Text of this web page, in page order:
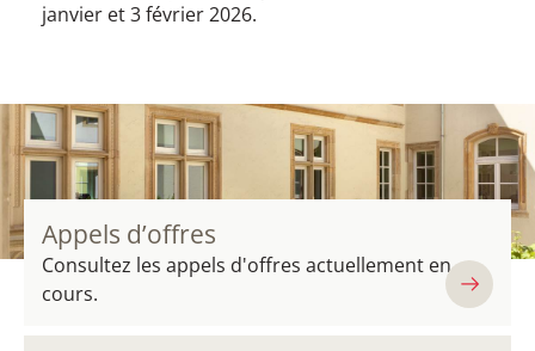
janvier et 3 février 2026.
Appels d’offres
Consultez les appels d'offres actuellement en
cours.